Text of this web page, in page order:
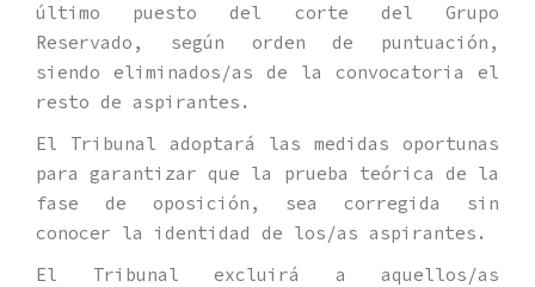
último puesto del corte del Grupo
Reservado, según orden de puntuación,
siendo eliminados/as de la convocatoria el
resto de aspirantes.
El Tribunal adoptará las medidas oportunas
para garantizar que la prueba teórica de la
fase de oposición, sea corregida sin
conocer la identidad de los/as aspirantes.
El Tribunal excluirá a aquellos/as